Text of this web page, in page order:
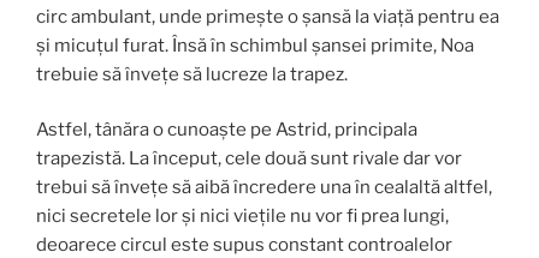
circ ambulant, unde primește o șansă la viață pentru ea
și micuțul furat. Însă în schimbul șansei primite, Noa
trebuie să învețe să lucreze la trapez.
Astfel, tânăra o cunoaște pe Astrid, principala
trapezistă. La început, cele două sunt rivale dar vor
trebui să învețe să aibă încredere una în cealaltă altfel,
nici secretele lor și nici viețile nu vor fi prea lungi,
deoarece circul este supus constant controalelor